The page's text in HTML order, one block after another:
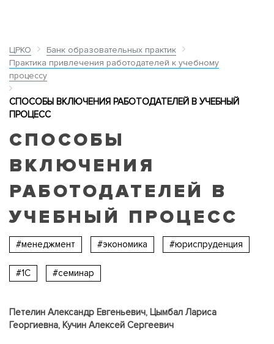
ЦРКО
Банк образовательных практик
Практика привлечения работодателей к учебному
процессу
СПОСОБЫ ВКЛЮЧЕНИЯ РАБОТОДАТЕЛЕЙ В УЧЕБНЫЙ
ПРОЦЕСС
СПОСОБЫ
ВКЛЮЧЕНИЯ
РАБОТОДАТЕЛЕЙ В
УЧЕБНЫЙ ПРОЦЕСС
#менеджмент #экономика #юриспруденция
#1С #семинар
Петелин Александр Евгеньевич, Цымбал Лариса
Георгиевна, Кучин Алексей Сергеевич